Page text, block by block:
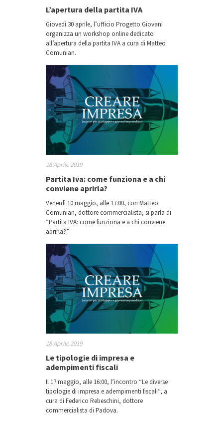
L’apertura della partita IVA
Giovedì 30 aprile, l’ufficio Progetto Giovani
organizza un workshop online dedicato
all’apertura della partita IVA a cura di Matteo
Comunian.
18 Aprile 2019
Partita Iva: come funziona e a chi
conviene aprirla?
Venerdì 10 maggio, alle 17:00, con Matteo
Comunian, dottore commercialista, si parla di
“Partita IVA: come funziona e a chi conviene
aprirla?”
18 Aprile 2019
Le tipologie di impresa e
adempimenti fiscali
Il 17 maggio, alle 16:00, l’incontro “Le diverse
tipologie di impresa e adempimenti fiscali“, a
cura di Federico Rebeschini, dottore
commercialista di Padova.